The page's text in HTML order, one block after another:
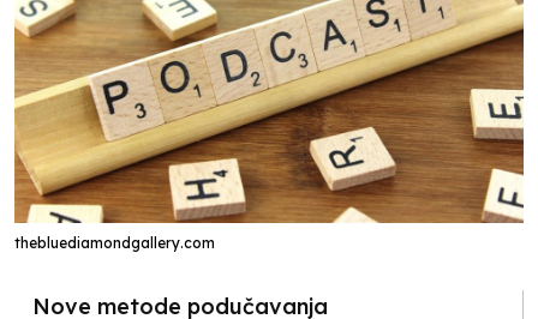
thebluediamondgallery.com
Nove metode podučavanja